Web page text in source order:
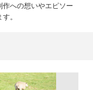
への想いやエピソー
。